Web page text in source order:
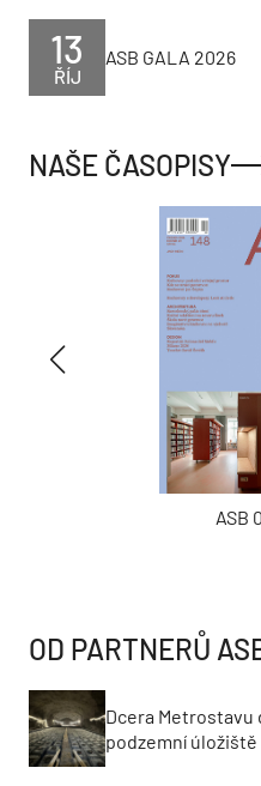
ŘÍJ
13 ASB GALA 2026
NAŠE ČASOPISY
ASB
OD PARTNERŮ
Dcera
podzemní úložiště